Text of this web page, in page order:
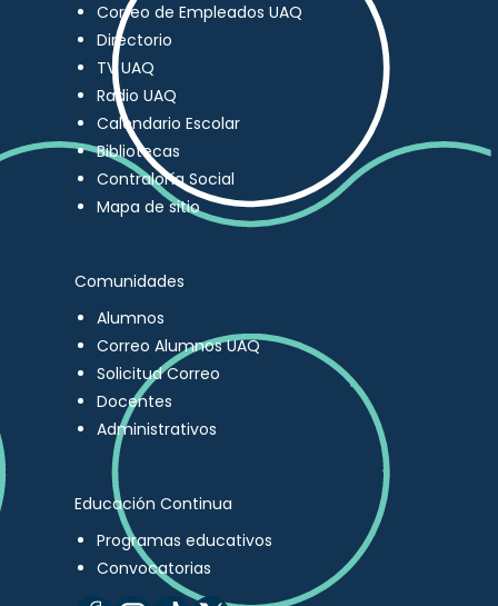
Correo de Empleados UAQ
Directorio
TV UAQ
Radio UAQ
Calendario Escolar
Bibliotecas
Contraloría Social
Mapa de sitio
Comunidades
Alumnos
Correo Alumnos UAQ
Solicitud Correo
Docentes
Administrativos
Educación Continua
Programas educativos
Convocatorias